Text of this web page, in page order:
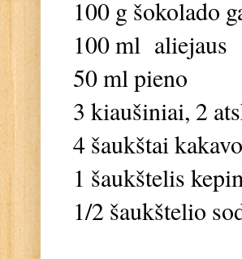
100 g šokolado
100 ml aliejaus
50 ml pieno
3 kiaušiniai, 2
4 šaukštai
1 šaukštelis
1/2 šaukštelio